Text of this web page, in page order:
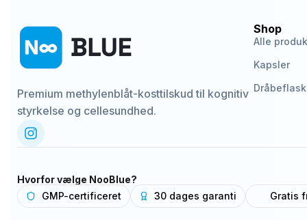
Premium methylenblåt-kosttilskud til kognitiv
styrkelse og cellesundhed.
Shop
Alle
Kapsler
Hvorfor vælge NooBlue?
GMP-certificeret
30 dages garanti Gratis